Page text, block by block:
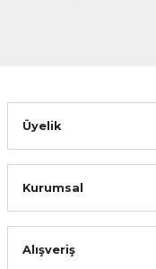
Üyelik
Kurumsal
Alışveriş